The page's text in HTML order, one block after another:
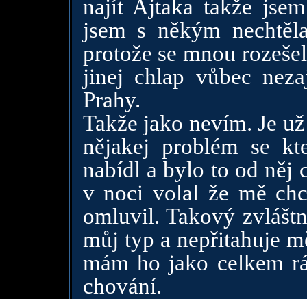
najít Ajtaka takže
jsem s někým
protože se mnou
jinej chlap vůbec
Prahy.
Takže jako nevím. Je
nějakej problém se
nabídl a bylo to od něj
v noci volal že mě
omluvil. Takový
můj typ a nepřitahuje
mám ho jako celkem
chování.